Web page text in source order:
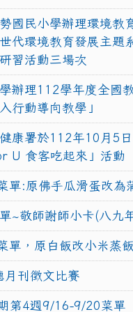
國民小學辦理環境教
代環境教育發展主題
習活動三場次
辦理112學年度全國
行動導向教學」
康署於112年10月5
U 食客吃起來」活動
單:原佛手瓜滑蛋改為
~敬師謝師小卡(八九
單，原白飯改小米蒸飯
月刊徵文比賽
第4週9/16-9/20菜單